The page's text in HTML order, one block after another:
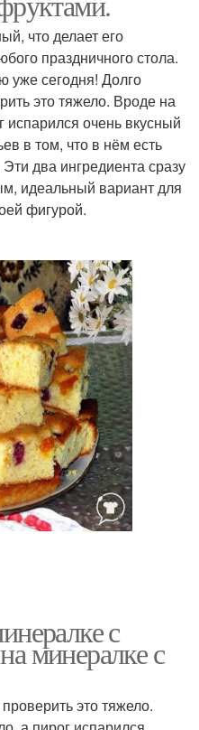
что делает его
праздничного стола.
уже сегодня! Долго
это тяжело. Вроде на
испарился очень вкусный
в том, что в нём есть
два ингредиента сразу
идеальный вариант для
фигурой.
с
минералке с
это тяжело.